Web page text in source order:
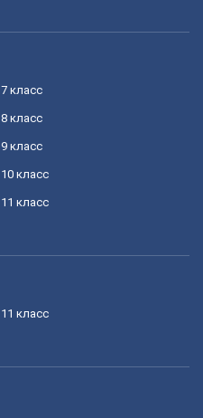
7 класс
8 класс
9 класс
10 класс
11 класс
11 класс